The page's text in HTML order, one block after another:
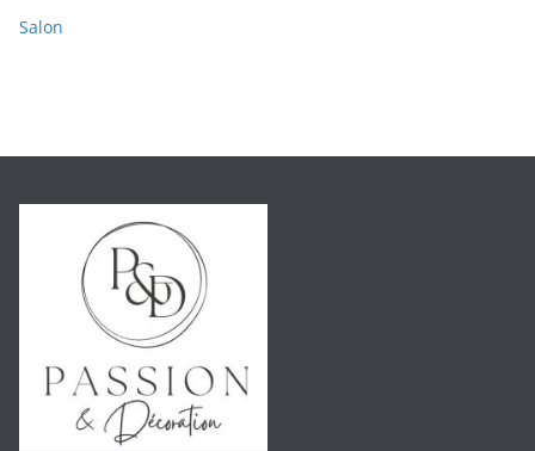
Salon